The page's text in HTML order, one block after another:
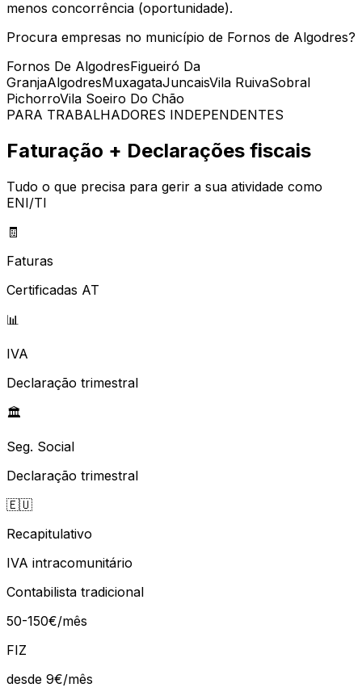
menos concorrência (oportunidade).
Procura empresas no município de Fornos de Algodres?
Fornos De AlgodresFigueiró Da
GranjaAlgodresMuxagataJuncaisVila RuivaSobral
PichorroVila Soeiro Do Chão
PARA TRABALHADORES INDEPENDENTES
Faturação + Declarações fiscais
Tudo o que precisa para gerir a sua atividade como
ENI/TI
🧾
Faturas
Certificadas AT
📊
IVA
Declaração trimestral
🏛️
Seg. Social
Declaração trimestral
🇪🇺
Recapitulativo
IVA intracomunitário
Contabilista tradicional
50-150€/mês
FIZ
desde 9€/mês